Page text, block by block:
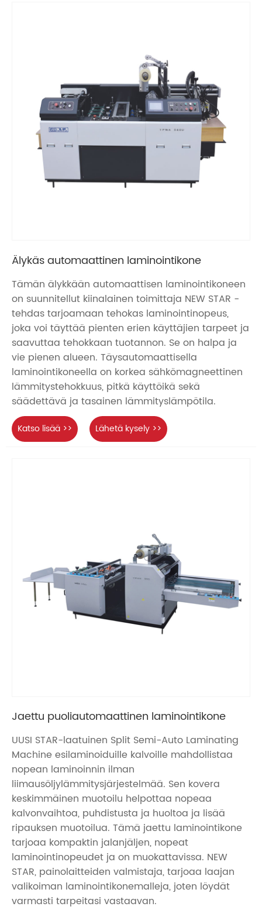
Älykäs automaattinen laminointikone
Tämän älykkään automaattisen laminointikoneen
on suunnitellut kiinalainen toimittaja NEW STAR -
tehdas tarjoamaan tehokas laminointinopeus,
joka voi täyttää pienten erien käyttäjien tarpeet ja
saavuttaa tehokkaan tuotannon. Se on halpa ja
vie pienen alueen. Täysautomaattisella
laminointikoneella on korkea sähkömagneettinen
lämmitystehokkuus, pitkä käyttöikä sekä
säädettävä ja tasainen lämmityslämpötila.
Katso lisää >> Lähetä kysely >>
Jaettu puoliautomaattinen laminointikone
UUSI STAR-laatuinen Split Semi-Auto Laminating
Machine esilaminoiduille kalvoille mahdollistaa
nopean laminoinnin ilman
liimausöljylämmitysjärjestelmää. Sen kovera
keskimmäinen muotoilu helpottaa nopeaa
kalvonvaihtoa, puhdistusta ja huoltoa ja lisää
ripauksen muotoilua. Tämä jaettu laminointikone
tarjoaa kompaktin jalanjäljen, nopeat
laminointinopeudet ja on muokattavissa. NEW
STAR, painolaitteiden valmistaja, tarjoaa laajan
valikoiman laminointikonemalleja, joten löydät
varmasti tarpeitasi vastaavan.